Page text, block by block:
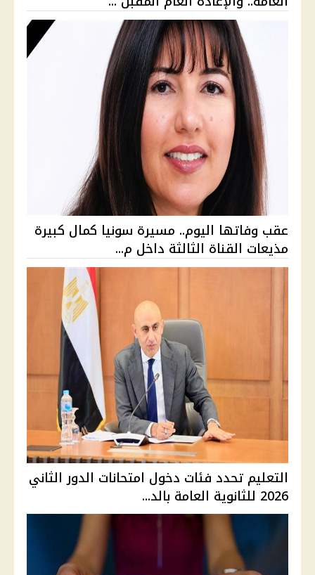
عقب وفاتها اليوم.. مسيرة سونيا كمال كبيرة
مذيعات القناة الثالثة داخل م...
التعليم تحدد فئات دخول امتحانات الدور الثاني
2026 للثانوية العامة بالد...